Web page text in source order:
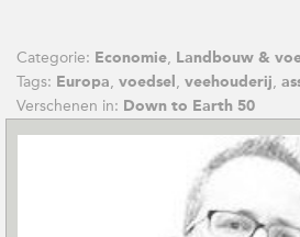
Categorie: Economie, Landbouw &
Tags: Europa, voedsel , veehouderij,
Verschenen in: Down to Earth 50